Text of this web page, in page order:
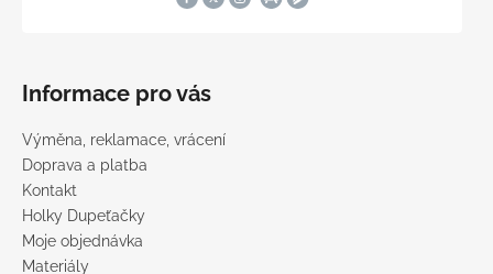
Informace pro vás
Výměna, reklamace, vrácení
Doprava a platba
Kontakt
Holky Dupeťačky
Moje objednávka
Materiály